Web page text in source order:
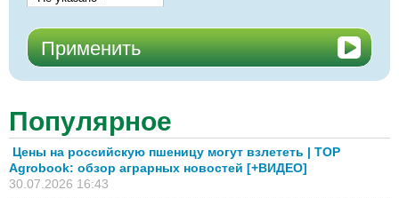
Популярное
Цены на российскую пшеницу могут взлететь | TOP
Agrobook: обзор аграрных новостей [+ВИДЕО]
30.07.2026 16:43